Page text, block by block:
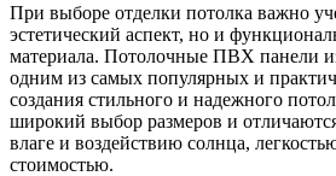
При выборе отделки потолка важно
эстетический аспект, но и
материала. Потолочные ПВХ панели
одним из самых популярных и
создания стильного и надежного
широкий выбор размеров и
влаге и воздействию солнца,
стоимостью.